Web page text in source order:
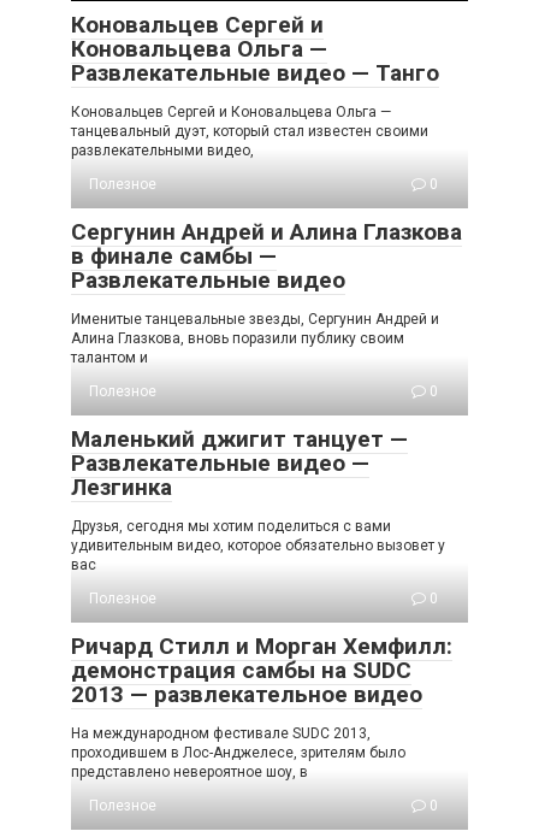
Коновальцев Сергей и
Коновальцева Ольга —
Развлекательные видео — Танго
Коновальцев Сергей и Коновальцева Ольга —
танцевальный дуэт, который стал известен своими
развлекательными видео,
Полезное
0
Сергунин Андрей и Алина Глазкова
в финале самбы —
Развлекательные видео
Именитые танцевальные звезды, Сергунин Андрей и
Алина Глазкова, вновь поразили публику своим
талантом и
Полезное
0
Маленький джигит танцует —
Развлекательные видео —
Лезгинка
Друзья, сегодня мы хотим поделиться с вами
удивительным видео, которое обязательно вызовет у
вас
Полезное
0
Ричард Стилл и Морган Хемфилл:
демонстрация самбы на SUDC
2013 — развлекательное видео
На международном фестивале SUDC 2013,
проходившем в Лос-Анджелесе, зрителям было
представлено невероятное шоу, в
Полезное
0